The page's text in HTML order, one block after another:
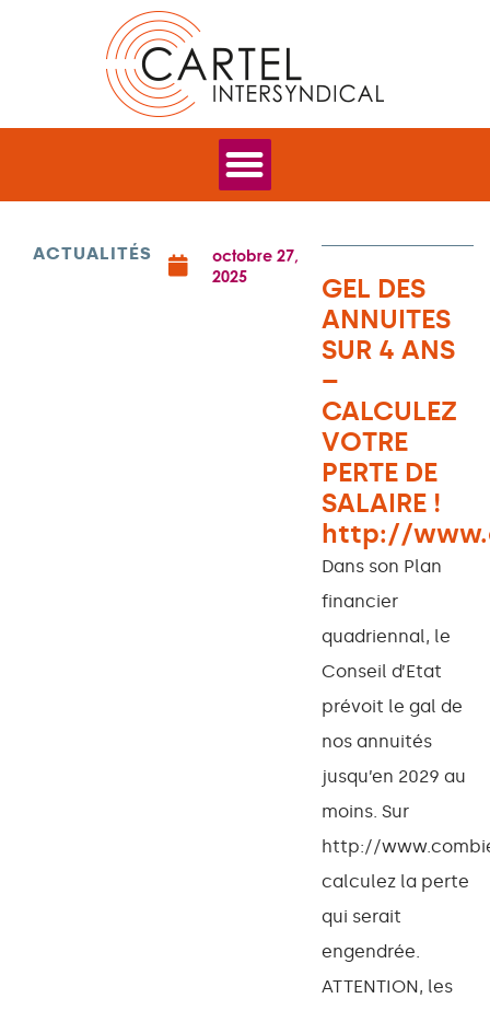
ACTUALITÉS
octobre 27,
2025
GEL DES
ANNUITES
SUR 4 ANS
–
CALCULEZ
VOTRE
PERTE DE
SALAIRE !
http://
Dans son Plan
financier
quadriennal, le
Conseil d’Etat
prévoit le gal de
nos annuités
jusqu’en 2029 au
moins. Sur
http://
calculez la perte
qui serait
engendrée.
ATTENTION, les